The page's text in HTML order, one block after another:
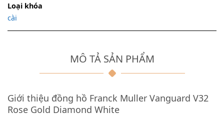
MÔ TẢ SẢN PHẨM
Giới thiệu đồng hồ Franck Muller Vanguard V32
Rose Gold Diamond White
Loại khóa
cài